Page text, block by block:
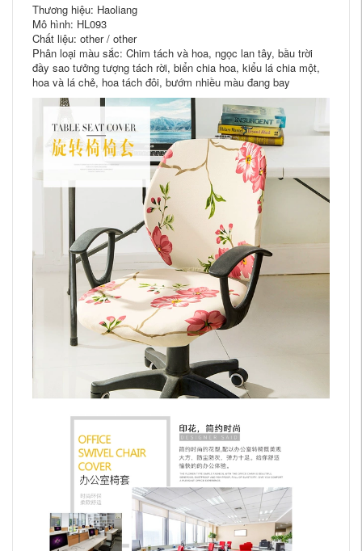
Thương hiệu: Haoliang
Mô hình: HL093
Chất liệu: other / other
Phân loại màu sắc: Chim tách và hoa, ngọc lan tây, bầu trời
đầy sao tưởng tượng tách rời, biển chia hoa, kiểu lá chia một,
hoa và lá chẻ, hoa tách đôi, bướm nhiều màu đang bay